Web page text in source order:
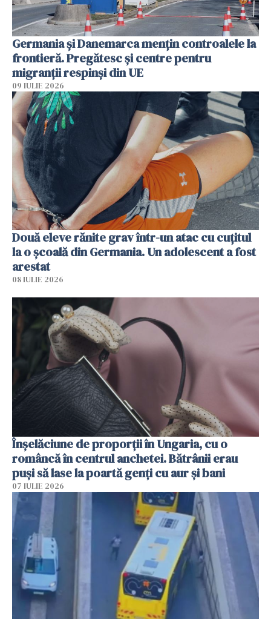
Germania și Danemarca mențin controalele la
frontieră. Pregătesc și centre pentru
migranții respinși din UE
09 IULIE 2026
Două eleve rănite grav într-un atac cu cuțitul
la o școală din Germania. Un adolescent a fost
arestat
08 IULIE 2026
Înșelăciune de proporții în Ungaria, cu o
româncă în centrul anchetei. Bătrânii erau
puși să lase la poartă genți cu aur și bani
07 IULIE 2026